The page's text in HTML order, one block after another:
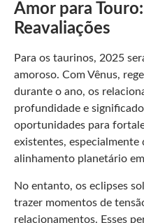
Amor para
Reavaliações
Para os taurinos, 2025
amoroso. Com Vênus,
durante o ano, os
profundidade e
oportunidades para
existentes,
alinhamento planetário
No entanto, os eclipses
trazer momentos de
relacionamentos. Esses